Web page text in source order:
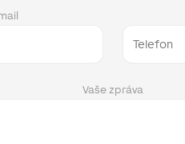
Vaše zpráva